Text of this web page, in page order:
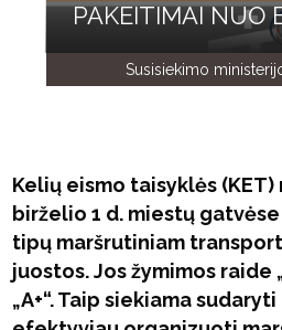
PAKEITIMAI NUO
Susisiekimo
Kelių eismo taisyklės
birželio 1 d. miestų
tipų maršrutiniam
juostos. Jos žymimos raide
„A+“. Taip siekiama